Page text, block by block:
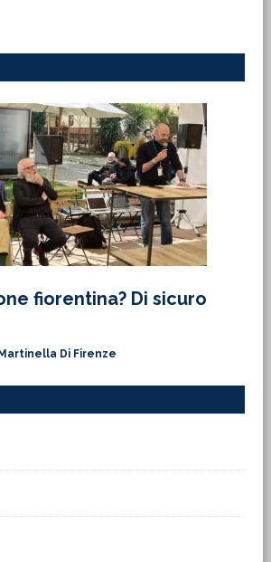
fiorentina? Di sicuro
Di Firenze